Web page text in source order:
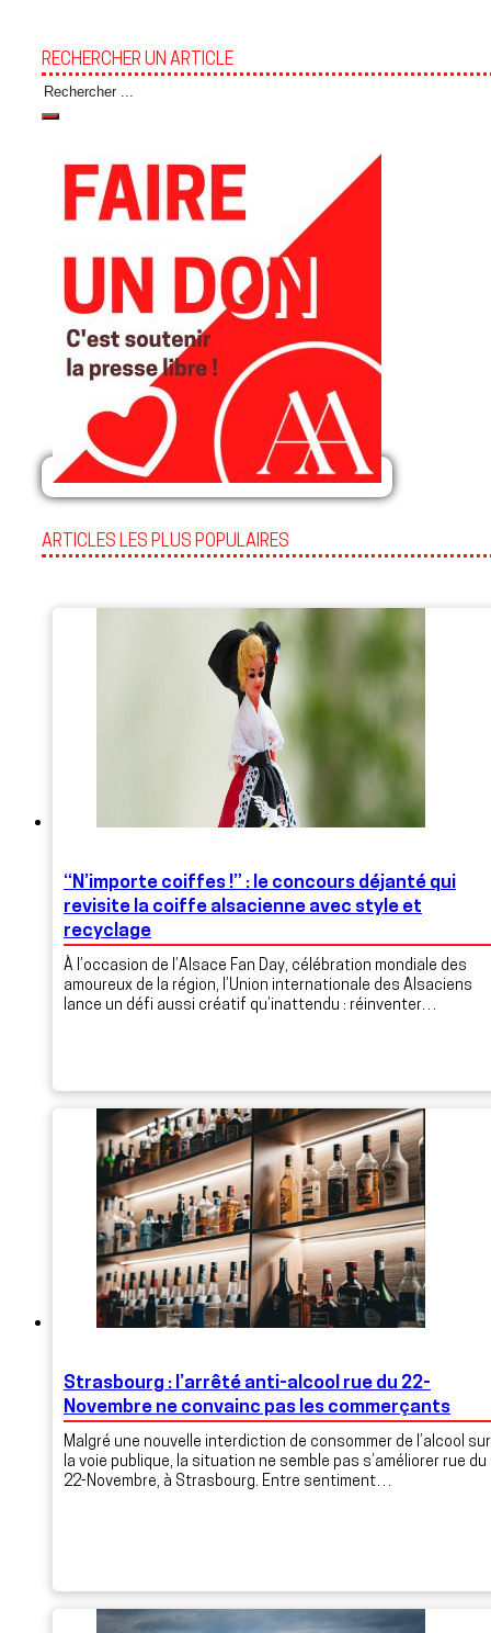
RECHERCHER UN ARTICLE
Rechercher
ARTICLES LES PLUS POPULAIRES
“N’importe coiffes !” : le concours déjanté qui
revisite la coiffe alsacienne avec style et
recyclage
À l’occasion de l’Alsace Fan Day, célébration mondiale des
amoureux de la région, l’Union internationale des Alsaciens
lance un défi aussi créatif qu’inattendu : réinventer…
Strasbourg : l’arrêté anti-alcool rue du 22-
Novembre ne convainc pas les commerçants
Malgré une nouvelle interdiction de consommer de l’alcool sur
la voie publique, la situation ne semble pas s’améliorer rue du
22-Novembre, à Strasbourg. Entre sentiment…